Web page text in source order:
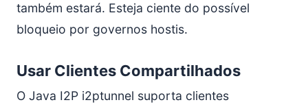
também estará. Esteja ciente do possível
bloqueio por governos hostis.
Usar Clientes Compartilhados
O Java I2P i2ptunnel suporta clientes